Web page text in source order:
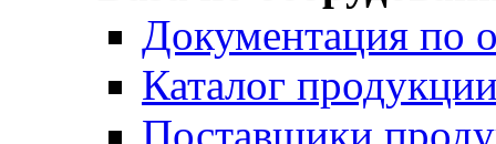
Документация по
Каталог
Поставщики